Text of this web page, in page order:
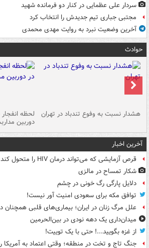
سردار علی عظمایی در کنار دو فرمانده شهید
مجتبی جباری تیم جدیدش را انتخاب کرد
آخرین وضعیت نبرد به روایت مهدی محمدی
حوادث
هشدار نسبت به وفوع تندباد در تهران
دوربین
آخرین اخبار
قرص آزمایشی که می‌تواند درمان HIV را متحول کند
شکار تمساح در مالزی
دلایل پارگی رگ خونی در چشم
توافق مکه برای سعودی امنیت آور نیست!
علل مرگ زنان در ایران؛ بیماری‌های قلبی همچنان
میدان‌داری یک دهه نودی در بین‌الحرمین
از غزه بگویید...! حتی با یک توییت!
جنگ تاج و تخت در منطقه؛ وقتی اعتماد به آمریکا